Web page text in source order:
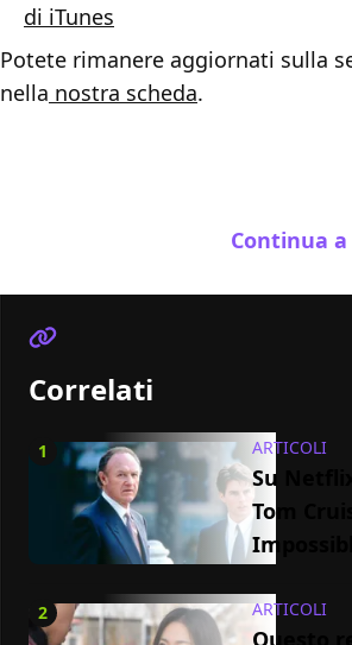
di iTunes
Potete rimanere aggiornati sulla
nella nostra scheda.
Continua
Correlati
1 ARTICOLI
Su
Tom
Impossible
2 ARTICOLI